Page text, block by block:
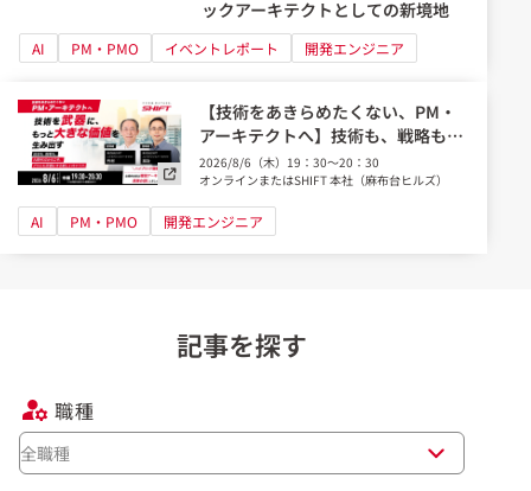
ックアーキテクトとしての新境地
AI PM・PMO イベントレポート 開発エンジニア
【技術をあきらめたくない、PM・
アーキテクトへ】技術も、戦略も。
AI時代だからこそ、どちらも武器に
する新しいキャリア。
2026/8/6（木）19：30～20：30
オンラインまたはSHIFT 本社（麻布台ヒルズ）
AI PM・PMO 開発エンジニア
記事を探す
職種
全職種